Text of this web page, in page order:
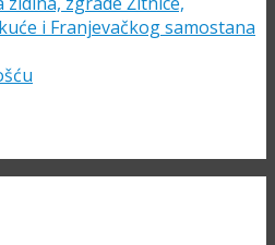
i Franjevačkog samostana